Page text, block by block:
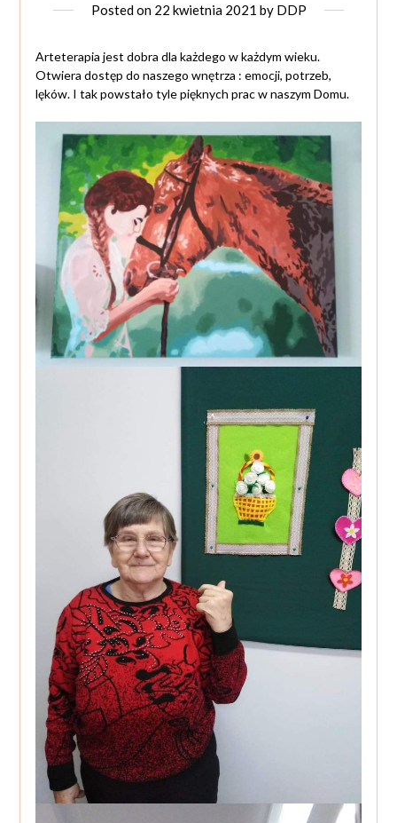
Posted on 22 kwietnia 2021 by DDP
Arteterapia jest dobra dla każdego w każdym wieku.
Otwiera dostęp do naszego wnętrza : emocji, potrzeb,
lęków. I tak powstało tyle pięknych prac w naszym Domu.